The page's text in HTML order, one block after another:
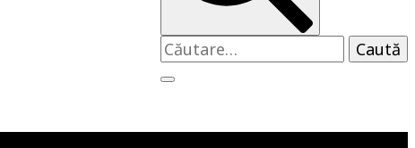
Caută
după: